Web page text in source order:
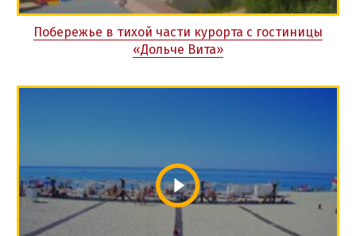
Побережье в тихой части курорта с гостиницы
«Дольче Вита»